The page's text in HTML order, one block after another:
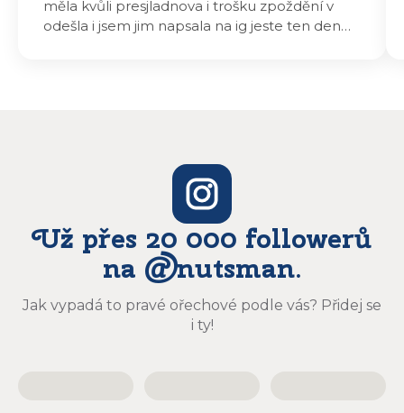
měla kvůli presjladnova i trošku zpoždění v
odešla i jsem jim napsala na ig jeste ten den
Už přes 20 000 followerů
na @nutsman.
Jak vypadá to pravé ořechové podle vás? Přidej se
i ty!